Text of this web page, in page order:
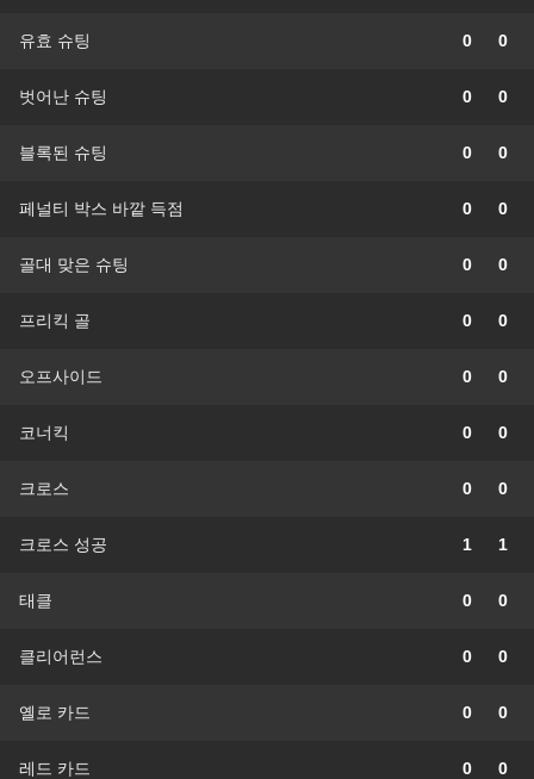
유효 슈팅 0 0
벗어난 슈팅 0 0
블록된 슈팅 0 0
페널티 박스 바깥 득점 0 0
골대 맞은 슈팅 0 0
프리킥 골 0 0
오프사이드 0 0
코너킥 0 0
크로스 0 0
크로스 성공 1 1
태클 0 0
클리어런스 0 0
옐로 카드 0 0
레드 카드 0 0